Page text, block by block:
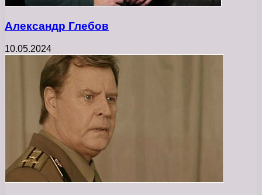
Александр Глебов
10.05.2024